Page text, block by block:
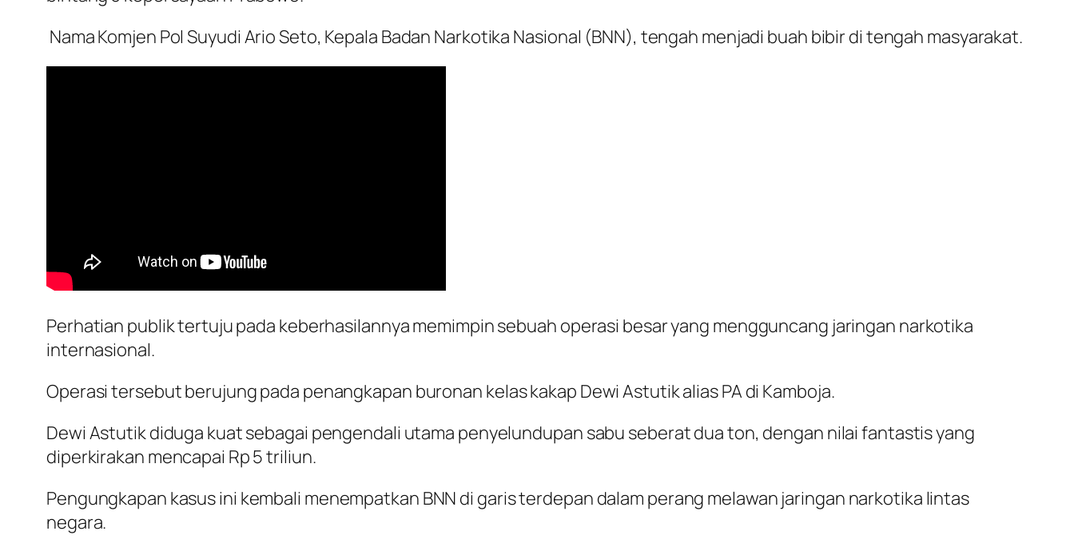
Nama Komjen Pol Suyudi Ario Seto, Kepala Badan Narkotika Nasional (BNN), tengah menjadi buah bibir di tengah masyarakat.
Perhatian publik tertuju pada keberhasilannya memimpin sebuah operasi besar yang mengguncang jaringan narkotika
internasional.
Operasi tersebut berujung pada penangkapan buronan kelas kakap Dewi Astutik alias PA di Kamboja.
Dewi Astutik diduga kuat sebagai pengendali utama penyelundupan sabu seberat dua ton, dengan nilai fantastis yang
diperkirakan mencapai Rp 5 triliun.
Pengungkapan kasus ini kembali menempatkan BNN di garis terdepan dalam perang melawan jaringan narkotika lintas
negara.